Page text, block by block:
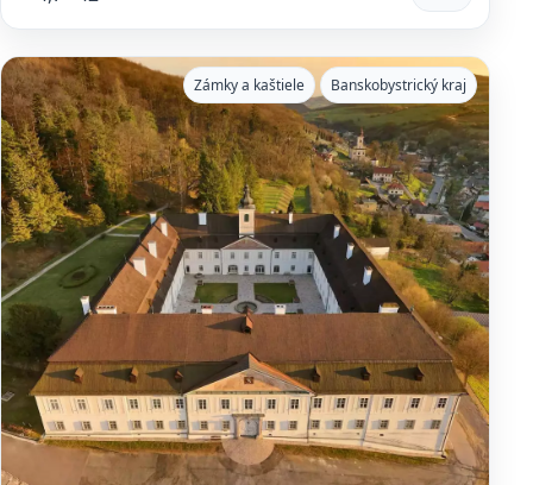
Zámky a kaštiele Banskobystrický kraj